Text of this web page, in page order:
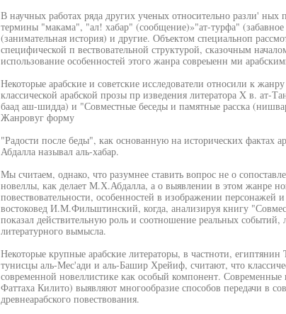
В научных работах ряда других ученых относительно разли' ных
термины "макама", "ал! хабар" (сообщение)»"ат-турфа"
(занимательная история) и другие. Объектом специальноп
специфической п вествовательной структурой, сказочным
использование особенностей этого жанра совреыенн ми
Некоторые арабские и советские исследователи относили к
классической арабской прозы пр изведения литератора X в. ат-
баад аш-шидда) и "Совместные беседы и памятные расска
Жанровуг форму
"Радости после беды", как основанную на исторических фактах
Абдалла называл аль-хабар.
Мы считаем, однако, что разумнее ставить вопрос не о
новеллы, как делает М.Х.Абдалла, а о выявлении в этом жанре
повествовательности, особенностей в изображении персонажей
востоковед И.М.Фильштинский, когда, анализируя книгу
показал действительную роль и соотношение реальных событий,
литературного вымысла.
Некоторые крупные арабские литераторы, в частноти,
тунисцы аль-Мес'ади и аль-Башир Хрейиф, считают, что
современной новеллистике как особый компонент.
Фаттаха Килито) выявляют многообразие способов передачи в
древнеарабского повествования.